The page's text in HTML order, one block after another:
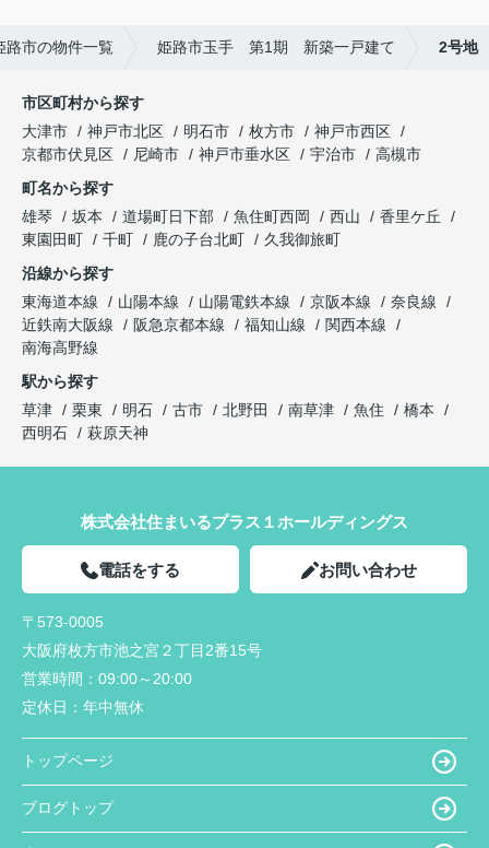
路市の物件一覧 姫路市玉手 第1期 新築一戸建て 2号地
市区町村から探す
大津市
神戸市北区 明石市 枚方市
神戸市西区
京都市伏見区
尼崎市 神戸市垂水区 宇治市
高槻市
町名から探す
雄琴
坂本 道場町日下部 魚住町西岡 西山
香里ケ丘
東園田町
千町 鹿の子台北町
久我御旅町
沿線から探す
東海道本線
山陽本線 山陽電鉄本線 京阪本線
奈良線
近鉄南大阪線
阪急京都本線 福知山線
関西本線
南海高野線
駅から探す
草津
栗東 明石 古市 北野田 南草津 魚住
橋本
西明石
萩原天神
株式会社住まいるプラス１ホールディングス
電話をする お問い合わせ
〒573-0005
大阪府枚方市池之宮２丁目2番15号
営業時間： 09:00～20:00
定休日： 年中無休
トップページ
ブログトップ